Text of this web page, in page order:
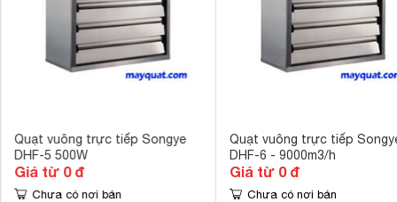
Quạt thông gió
iFan 28A dùng cho nhà xưởng
công nghiệp được thiết kế chuyển động trực tiếp giữa
Quạt vuông trực tiếp Songye
DHF-5 500W
Giá từ 0 đ
Chưa có nơi bán
Quạt vuông trực tiếp
DHF-6 - 9000m3/h
Giá từ 0 đ
Chưa có nơi bán